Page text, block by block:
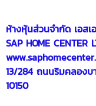
ห้างหุ้นส่วนจำกัด เอสเ
SAP HOME CENTER
13/284 ถนนริมคลอง
10150